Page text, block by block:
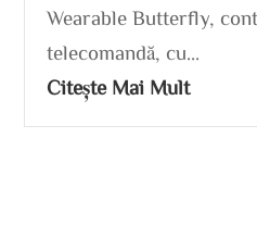
Wearable Butterfly,
telecomandă, cu...
Citește Mai Mult